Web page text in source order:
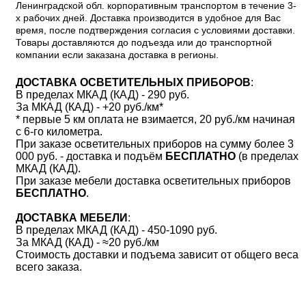
Ленинградской обл. корпоративным транспортом в течение 3-
х рабочих дней. Доставка производится в удобное для Вас
время, после подтверждения согласия с условиями доставки.
Товары доставляются до подъезда или до транспортной
компании если заказана доставка в регионы.
ДОСТАВКА ОСВЕТИТЕЛЬНЫХ ПРИБОРОВ:
В пределах МКАД (КАД) - 290 руб.
За МКАД (КАД) - +20 руб./км*
* первые 5 км оплата не взимается, 20 руб./км начиная
с 6-го километра.
При заказе осветительных приборов на сумму более 3
000 руб. - доставка и подъём БЕСПЛАТНО (в пределах
МКАД (КАД).
При заказе мебели доставка осветительных приборов
БЕСПЛАТНО.
ДОСТАВКА МЕБЕЛИ :
В пределах МКАД (КАД) - 450-1090 руб.
За МКАД (КАД) - ≈20 руб./км
Стоимость доставки и подъема зависит от общего веса
всего заказа.